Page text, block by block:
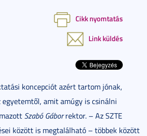
Cikk nyomtatás
Link küldés
koncepciót azért tartom jónak,
amit amúgy is csinálni
Szabó Gáborrektor. – Az SZTE
között is megtalálható – többek között